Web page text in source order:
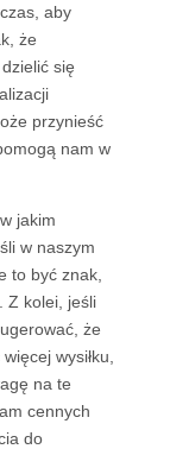
aby
że
się
przynieść
nam w
jakim
w naszym
to być znak,
Z kolei, jeśli
że
wysiłku,
na te
cennych
do